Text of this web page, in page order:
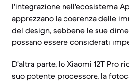
l'integrazione nell'ecosistema
apprezzano la coerenza delle
del design, sebbene le sue
possano essere considerati
D'altra parte, lo Xiaomi 12T Pro
suo potente processore, la